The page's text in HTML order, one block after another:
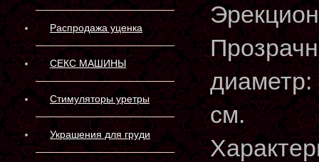
Распродажа уценка
СЕКС МАШИНЫ
Стимуляторы уретры
Украшения для груди
диаметр:
см.